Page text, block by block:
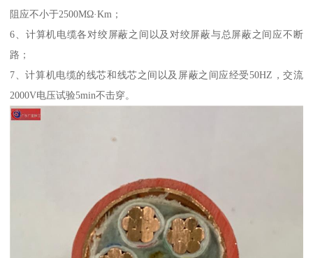
阻应不小于2500MΩ·Km；
6、计算机电缆各对绞屏蔽之间以及对绞屏蔽与总屏蔽之间应不断
路；
7、计算机电缆的线芯和线芯之间以及屏蔽之间应经受50HZ，交流
2000V电压试验5min不击穿。